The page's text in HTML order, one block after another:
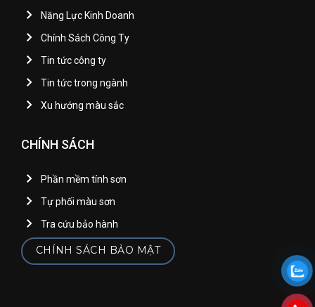
Năng Lực Kinh Doanh
Chính Sách Công Ty
Tin tức công ty
Tin tức trong ngành
Xu hướng màu sắc
CHÍNH SÁCH
Phần mềm tính sơn
Tự phối màu sơn
Tra cứu bảo hành
CHÍNH SÁCH BẢO MẬT